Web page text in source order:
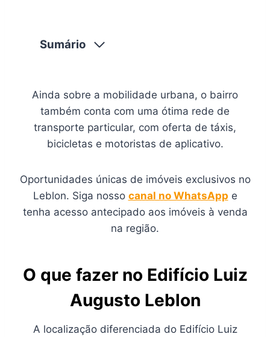
Sumário
Ainda sobre a mobilidade urbana, o bairro
também conta com uma ótima rede de
transporte particular, com oferta de táxis,
bicicletas e motoristas de aplicativo.
Oportunidades únicas de imóveis exclusivos no
Leblon. Siga nosso canal no WhatsApp e
tenha acesso antecipado aos imóveis à venda
na região.
O que fazer no Edifício Luiz
Augusto Leblon
A localização diferenciada do Edifício Luiz